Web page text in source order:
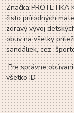
Značka
čisto prírodných
zdravý vývoj
obuv na všetky
sandáliek, cez
Pre správne
všetko :D